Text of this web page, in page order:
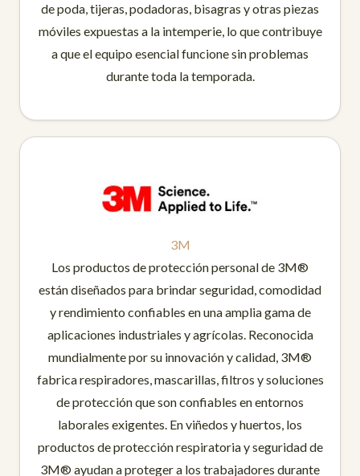
de poda, tijeras, podadoras, bisagras y otras piezas
móviles expuestas a la intemperie, lo que contribuye
a que el equipo esencial funcione sin problemas
durante toda la temporada.
3M
Los productos de protección personal de 3M®
están diseñados para brindar seguridad, comodidad
y rendimiento confiables en una amplia gama de
aplicaciones industriales y agrícolas. Reconocida
mundialmente por su innovación y calidad, 3M®
fabrica respiradores, mascarillas, filtros y soluciones
de protección que son confiables en entornos
laborales exigentes. En viñedos y huertos, los
productos de protección respiratoria y seguridad de
3M® ayudan a proteger a los trabajadores durante